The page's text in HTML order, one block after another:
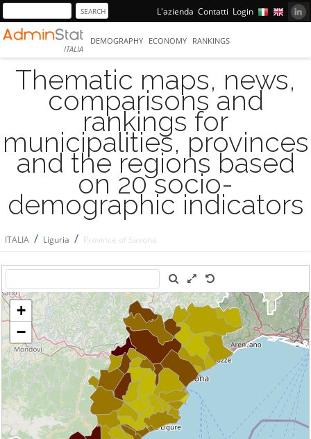
L'azienda Contatti Login
ITALIA
DEMOGRAPHY ECONOMY RANKINGS
Thematic maps, news,
comparisons and
rankings for
municipalities, provinces
and the regions based
on 20 socio-
demographic indicators
ITALIA / Liguria / Province of Savona